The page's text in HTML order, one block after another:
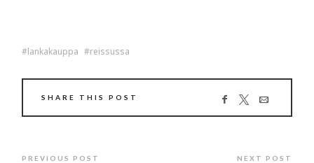
lankakauppa reissussa
SHARE THIS POST
PREVIOUS POST NEXT POST